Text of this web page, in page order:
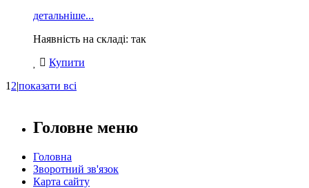
детальніше...
Наявність на складі: так
Купити
1 2|показати всі
Головне меню
Головна
Зворотний зв'язок
Карта сайту